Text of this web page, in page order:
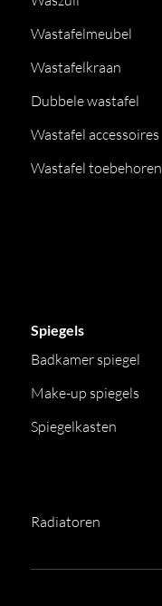
Wastafelmeubel
Wastafelkraan
Dubbele wastafel
Wastafel accessoires
Wastafel toebehoren
Spiegels
Badkamer spiegel
Make-up spiegels
Spiegelkasten
Radiatoren